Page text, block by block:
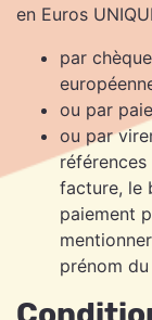
en Euros
par
ou par
ou par
références
facture, le
paiement
prénom